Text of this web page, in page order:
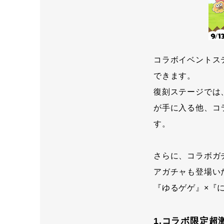
コラボイベント
できます。
復刻ステージでは
が手に入る他、コ
す。
さらに、コラボ
アガチャも登場い
『ゆるゲゲ』×『
1.コラボ限定超